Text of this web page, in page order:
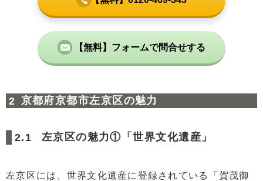
【無料】フォームで問合せする
京都府京都市左京区の魅力
左京区の魅力①「世界文化遺産」
左京区には、世界文化遺産に登録されている「賀茂御